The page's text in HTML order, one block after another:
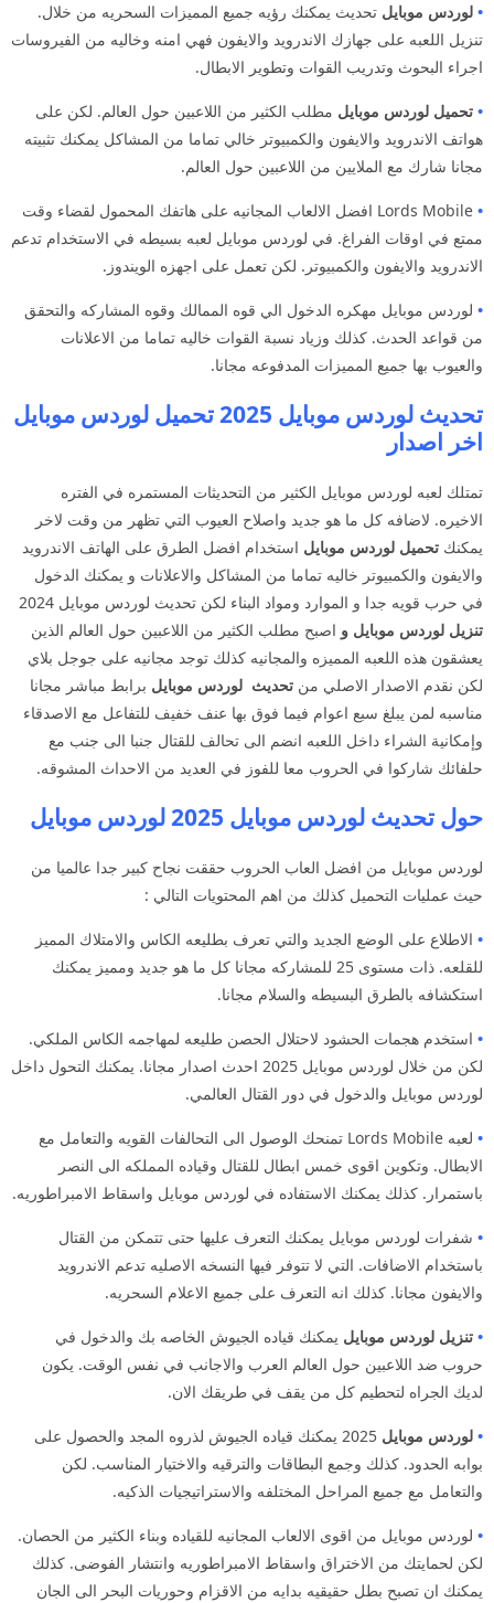
• لوردس موبايل تحديث يمكنك رؤيه جميع المميزات السحريه من خلال.
تنزيل اللعبه على جهازك الاندرويد والايفون فهي امنه وخاليه من الفيروسات
اجراء البحوث وتدريب القوات وتطوير الابطال.
• تحميل لوردس موبايل مطلب الكثير من اللاعبين حول العالم. لكن على
هواتف الاندرويد والايفون والكمبيوتر خالي تماما من المشاكل يمكنك تثبيته
مجانا شارك مع الملايين من اللاعبين حول العالم.
•
Lords Mobile افضل الالعاب المجانيه على هاتفك المحمول لقضاء وقت
ممتع في اوقات الفراغ. في لوردس موبايل لعبه بسيطه في الاستخدام تدعم
الاندرويد والايفون والكمبيوتر. لكن تعمل على اجهزه الويندوز.
• لوردس موبايل مهكره الدخول الي قوه الممالك وقوه المشاركه والتحقق
من قواعد الحدث. كذلك وزياد نسبة القوات خاليه تماما من الاعلانات
والعيوب بها جميع المميزات المدفوعه مجانا.
تحديث لوردس موبايل 2025 تحميل لوردس موبايل
اخر اصدار
تمتلك لعبه لوردس موبايل الكثير من التحديثات المستمره في الفتره
الاخيره. لاضافه كل ما هو جديد واصلاح العيوب التي تظهر من وقت لاخر
يمكنك تحميل لوردس موبايل استخدام افضل الطرق على الهاتف الاندرويد
والايفون والكمبيوتر خاليه تماما من المشاكل والاعلانات و يمكنك الدخول
في حرب قويه جدا و الموارد ومواد البناء لكن تحديث لوردس موبايل 2024
تنزيل لوردس موبايل و اصبح مطلب الكثير من اللاعبين حول العالم الذين
يعشقون هذه اللعبه المميزه والمجانيه كذلك توجد مجانيه على جوجل بلاي
لكن نقدم الاصدار الاصلي من تحديث لوردس موبايل برابط مباشر مجانا
مناسبه لمن يبلغ سبع اعوام فيما فوق بها عنف خفيف للتفاعل مع الاصدقاء
وإمكانية الشراء داخل اللعبه انضم الى تحالف للقتال جنبا الى جنب مع
حلفائك شاركوا في الحروب معا للفوز في العديد من الاحداث المشوقه.
حول تحديث لوردس موبايل 2025 لوردس موبايل
لوردس موبايل من افضل العاب الحروب حققت نجاح كبير جدا عالميا من
حيث عمليات التحميل كذلك من اهم المحتويات التالي :
• الاطلاع على الوضع الجديد والتي تعرف بطليعه الكاس والامتلاك المميز
للقلعه. ذات مستوى 25 للمشاركه مجانا كل ما هو جديد ومميز يمكنك
استكشافه بالطرق البسيطه والسلام مجانا.
• استخدم هجمات الحشود لاحتلال الحصن طليعه لمهاجمه الكاس الملكي.
لكن من خلال لوردس موبايل 2025 احدث اصدار مجانا. يمكنك التحول داخل
لوردس موبايل والدخول في دور القتال العالمي.
•
لعبه Lords Mobile تمنحك الوصول الى التحالفات القويه والتعامل مع
الابطال. وتكوين اقوى خمس ابطال للقتال وقياده المملكه الى النصر
باستمرار. كذلك يمكنك الاستفاده في لوردس موبايل واسقاط الامبراطوريه.
• شفرات لوردس موبايل يمكنك التعرف عليها حتى تتمكن من القتال
باستخدام الاضافات. التي لا تتوفر فيها النسخه الاصليه تدعم الاندرويد
والايفون مجانا. كذلك انه التعرف على جميع الاعلام السحريه.
• تنزيل لوردس موبايل يمكنك قياده الجيوش الخاصه بك والدخول في
حروب ضد اللاعبين حول العالم العرب والاجانب في نفس الوقت. يكون
لديك الجراه لتحطيم كل من يقف في طريقك الان.
• لوردس موبايل
2025 يمكنك قياده الجيوش لذروه المجد والحصول على
بوابه الحدود. كذلك وجمع البطاقات والترقيه والاختيار المناسب. لكن
والتعامل مع جميع المراحل المختلفه والاستراتيجيات الذكيه.
• لوردس موبايل من اقوى الالعاب المجانيه للقياده وبناء الكثير من الحصان.
لكن لحمايتك من الاختراق واسقاط الامبراطوريه وانتشار الفوضى. كذلك
يمكنك ان تصبح بطل حقيقيه بدايه من الاقزام وحوريات البحر الى الجان